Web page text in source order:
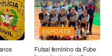
ESPORTE
Futsal feminino da Fube